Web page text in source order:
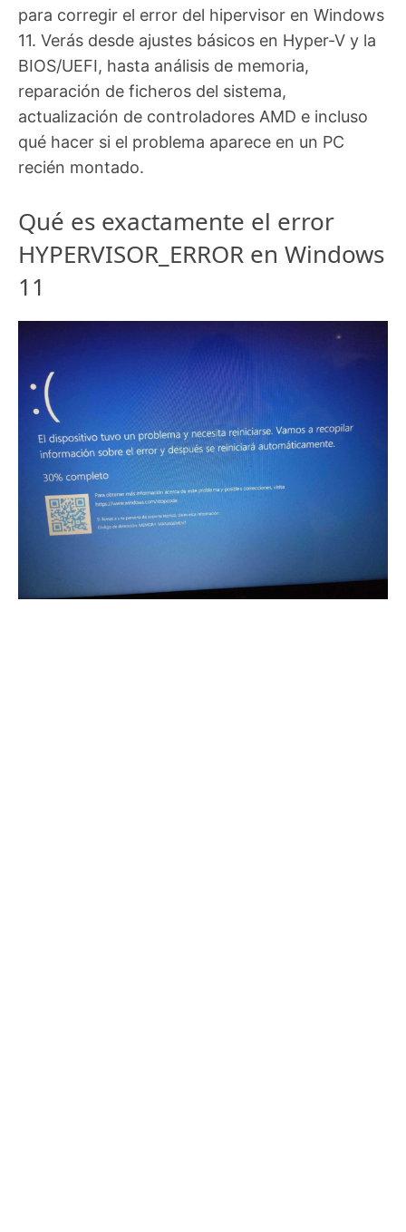
para corregir el error del hipervisor en Windows
11. Verás desde ajustes básicos en Hyper-V y la
BIOS/UEFI, hasta análisis de memoria,
reparación de ficheros del sistema,
actualización de controladores AMD e incluso
qué hacer si el problema aparece en un PC
recién montado.
Qué es exactamente el error
HYPERVISOR_ERROR en Windows
11